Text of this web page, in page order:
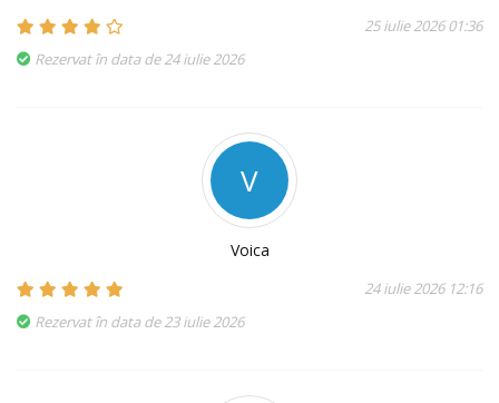
25 iulie 2026 01:36
Rezervat în data de 24 iulie 2026
V
Voica
24 iulie 2026 12:16
Rezervat în data de 23 iulie 2026